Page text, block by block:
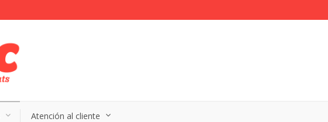
Atención al cliente